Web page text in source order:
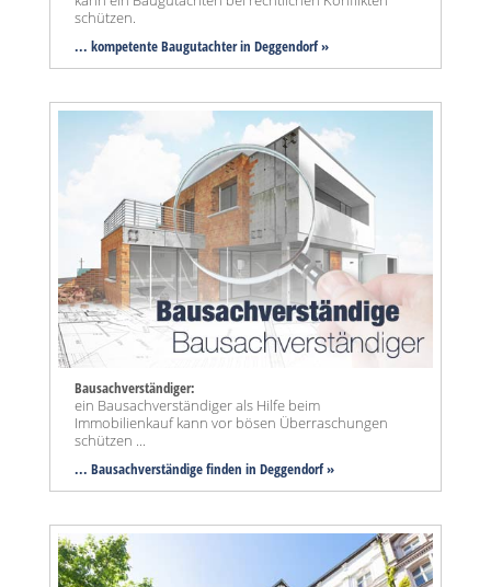
schützen.
... kompetente Baugutachter in Deggendorf »
Bausachverständiger:
ein Bausachverständiger als Hilfe beim
Immobilienkauf kann vor bösen Überraschungen
schützen ...
... Bausachverständige finden in Deggendorf »